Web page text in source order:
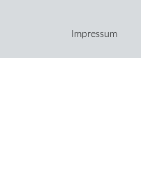
überspringen
Impressum